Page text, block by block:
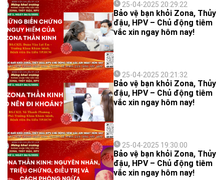
25-04-2025 20:29:22
Bảo vệ bạn khỏi Zona, Thủy
đậu, HPV – Chủ động tiêm
vắc xin ngay hôm nay!
25-04-2025 20:21:32
Bảo vệ bạn khỏi Zona, Thủy
đậu, HPV – Chủ động tiêm
vắc xin ngay hôm nay!
25-04-2025 19:30:00
Bảo vệ bạn khỏi Zona, Thủy
đậu, HPV – Chủ động tiêm
vắc xin ngay hôm nay!